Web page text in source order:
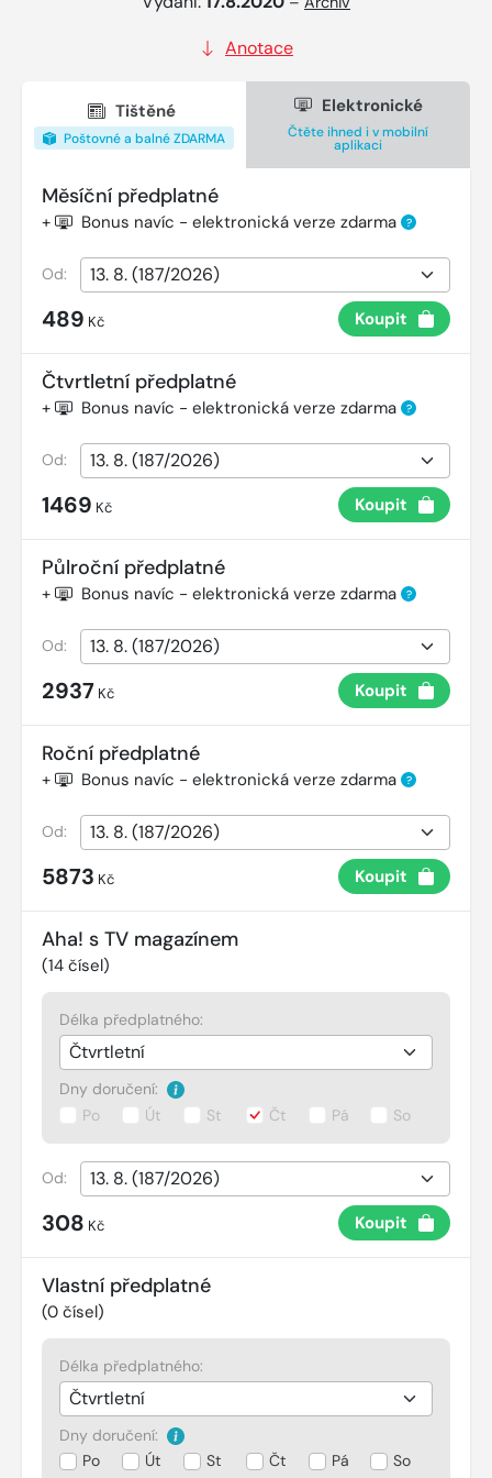
Anotace
Tištěné
Poštovné a balné ZDARMA
Elektronické
Čtěte ihned i v mobilní
aplikaci
Měsíční předplatné
+ Bonus navíc - elektronická verze zdarma ?
Od:
489 Kč Koupit
Čtvrtletní předplatné
+ Bonus navíc - elektronická verze zdarma ?
Od:
1469 Kč Koupit
Půlroční předplatné
+ Bonus navíc - elektronická verze zdarma ?
Od:
2937 Kč Koupit
Roční předplatné
+ Bonus navíc - elektronická verze zdarma ?
Od:
5873 Kč Koupit
Aha! s TV magazínem
(14 čísel)
Délka předplatného:
Dny doručení:
Po
Út St Čt Pá So
Od:
308 Kč Koupit
Vlastní předplatné
(0 čísel)
Délka předplatného:
Dny doručení:
Po
Út St Čt Pá So